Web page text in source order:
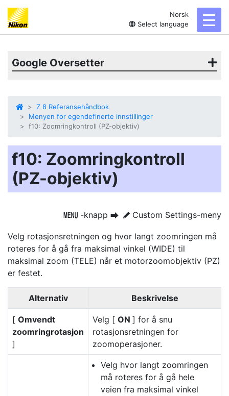
Norsk
Select language
Google Oversetter
Z 8 Referansehåndbok
Menyen for egendefinerte innstillinger
f10: Zoomringkontroll (PZ-objektiv)
f10: Zoomringkontroll
(PZ-objektiv)
G -knapp U A Custom Settings-meny
Velg rotasjonsretningen og hvor langt zoomringen må
roteres for å gå fra maksimal vinkel (WIDE) til
maksimal zoom (TELE) når et motorzoomobjektiv (PZ)
er festet.
Alternativ Beskrivelse
[ Omvendt
zoomringrotasjon
]
Velg [ ON ] for å snu
rotasjonsretningen for
zoomoperasjoner.
Velg hvor langt zoomringen
må roteres for å gå hele
veien fra maksimal vinkel